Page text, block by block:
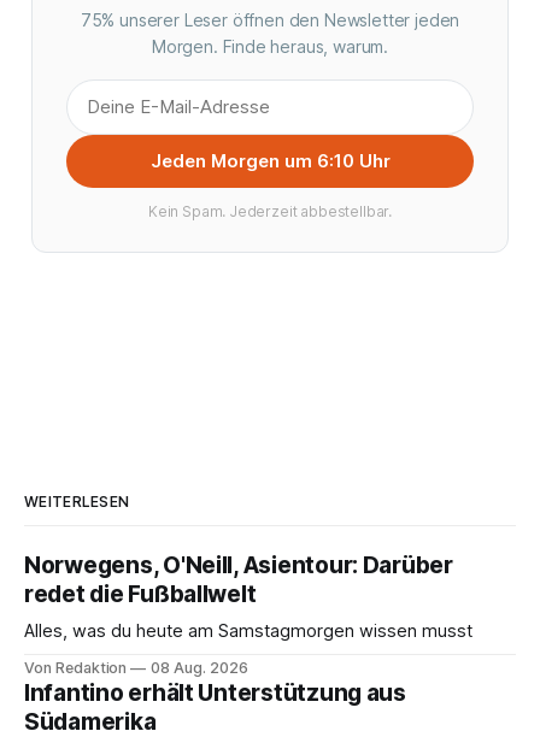
75% unserer Leser öffnen den Newsletter jeden
Morgen. Finde heraus, warum.
Jeden Morgen um 6:10 Uhr
Kein Spam. Jederzeit abbestellbar.
WEITERLESEN
Norwegens, O'Neill, Asientour: Darüber
redet die Fußballwelt
Alles, was du heute am Samstagmorgen wissen musst
Von Redaktion 08 Aug. 2026
Infantino erhält Unterstützung aus
Südamerika